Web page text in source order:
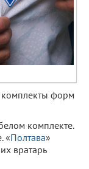
комплекты форм
комплекте.
«Полтава»
вратарь